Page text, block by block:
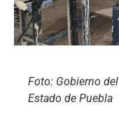
Foto: Gobierno del
Estado de Puebla